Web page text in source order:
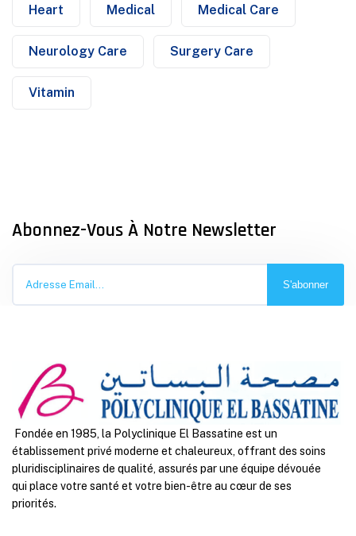
Heart Medical Medical Care
Neurology Care Surgery Care
Vitamin
Abonnez-Vous À Notre Newsletter
S'abonner
Fondée en 1985, la Polyclinique El Bassatine est un
établissement privé moderne et chaleureux, offrant des soins
pluridisciplinaires de qualité, assurés par une équipe dévouée
qui place votre santé et votre bien-être au cœur de ses
priorités.